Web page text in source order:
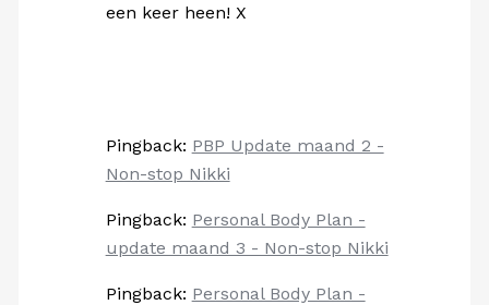
een keer heen! X
Pingback: PBP Update maand 2 -
Non-stop Nikki
Pingback: Personal Body Plan -
update maand 3 - Non-stop Nikki
Pingback: Personal Body Plan -